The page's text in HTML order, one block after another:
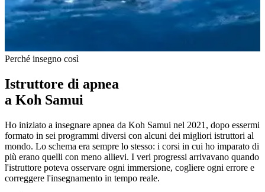
Perché insegno così
Istruttore di apnea
a Koh Samui
Ho iniziato a insegnare apnea da Koh Samui nel 2021, dopo essermi
formato in sei programmi diversi con alcuni dei migliori istruttori al
mondo. Lo schema era sempre lo stesso: i corsi in cui ho imparato di
più erano quelli con meno allievi. I veri progressi arrivavano quando
l'istruttore poteva osservare ogni immersione, cogliere ogni errore e
correggere l'insegnamento in tempo reale.